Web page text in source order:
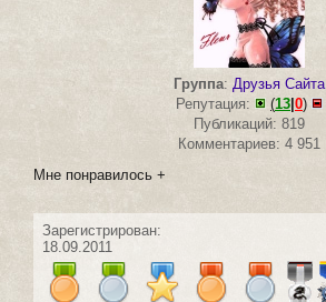
Группа: Друзья Сайта
Репутация:
(13 0)
Публикаций: 819
Комментариев: 4 951
Мне понравилось +
Зарегистрирован:
18.09.2011